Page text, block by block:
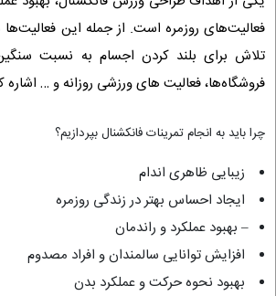
فعالیت‌های روزمره است. از جمله این فعالیت‌ها
تلاش برای بلند کردن اجسام به نسبت
فروشگاه‌ها، فعالیت های ورزشی روزانه و … اشاره
چرا باید به انجام تمرینات فانکشنال بپردازیم؟
زیبایی ظاهری اندام
ایجاد احساس بهتر در زندگی روزمره
– بهبود عملکرد و راندمان
افزایش توانایی سالمندان و افراد مصدوم
بهبود نحوه حرکت و عملکرد بدن